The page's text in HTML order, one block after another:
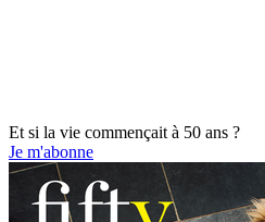
Et si la vie commençait à 50 ans ?
Je m'abonne